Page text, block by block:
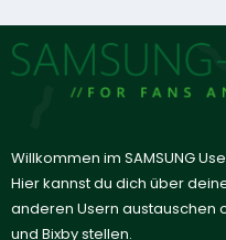
Willkommen im SAMSUNG
Hier kannst du dich über
anderen Usern austauschen
und Bixby stellen.